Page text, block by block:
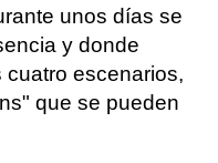
unos días se
y donde
cuatro escenarios,
que se pueden